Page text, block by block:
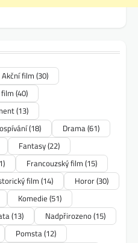
Akční film (30)
(40)
(13)
(18) Drama(61)
Fantasy(22)
Francouzský film (15)
film (14) Horor(30)
Komedie (51)
(13) Nadpřirozeno(15)
Pomsta(12)